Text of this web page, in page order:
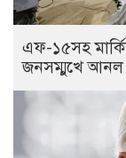
এফ-১৫সহ
জনসম্মুখে আনল